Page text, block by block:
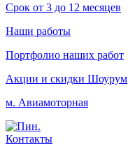
Срок от 3 до 12 месяцев
Наши работы
Портфолио наших работ
Акции и скидки Шоурум
м. Авиамоторная
Контакты